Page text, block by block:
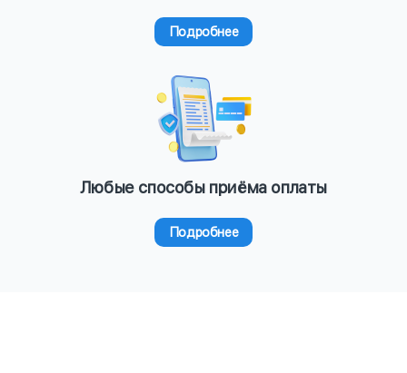
Подробнее
Любые способы приёма оплаты
Подробнее